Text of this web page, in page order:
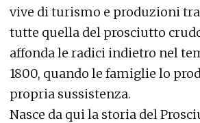
vive di turismo e produzioni
tutte quella del prosciutto
affonda le radici indietro nel
1800, quando le famiglie lo
propria sussistenza.
Nasce da qui la storia del